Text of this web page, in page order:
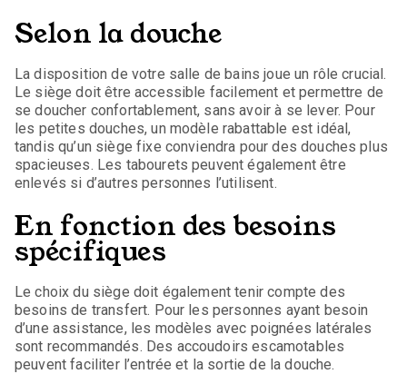
Selon la douche
La disposition de votre salle de bains joue un rôle crucial.
Le siège doit être accessible facilement et permettre de
se doucher confortablement, sans avoir à se lever. Pour
les petites douches, un modèle rabattable est idéal,
tandis qu’un siège fixe conviendra pour des douches plus
spacieuses. Les tabourets peuvent également être
enlevés si d’autres personnes l’utilisent.
En fonction des besoins
spécifiques
Le choix du siège doit également tenir compte des
besoins de transfert. Pour les personnes ayant besoin
d’une assistance, les modèles avec poignées latérales
sont recommandés. Des accoudoirs escamotables
peuvent faciliter l’entrée et la sortie de la douche.